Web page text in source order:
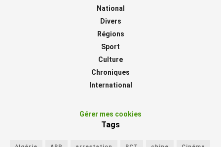
National
Divers
Régions
Sport
Culture
Chroniques
International
Gérer mes cookies
Tags